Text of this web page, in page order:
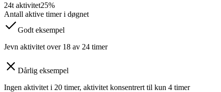
24t aktivitet25%
Antall aktive timer i døgnet
Godt eksempel
Jevn aktivitet over 18 av 24 timer
Dårlig eksempel
Ingen aktivitet i 20 timer, aktivitet konsentrert til kun 4 timer